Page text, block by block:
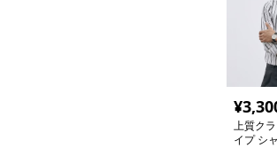
¥
上質ク
イプ シ